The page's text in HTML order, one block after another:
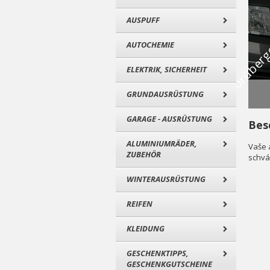
AUSPUFF
AUTOCHEMIE
ELEKTRIK, SICHERHEIT
GRUNDAUSRÜSTUNG
GARAGE - AUSRÜSTUNG
ALUMINIUMRÄDER,
ZUBEHÖR
WINTERAUSRÜSTUNG
REIFEN
KLEIDUNG
GESCHENKTIPPS,
GESCHENKGUTSCHEINE
Vaše